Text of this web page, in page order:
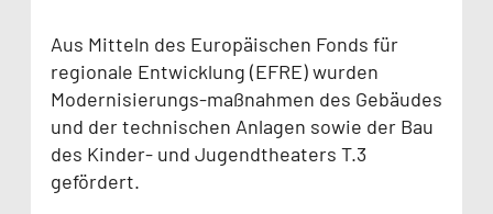
Aus Mitteln des Europäischen Fonds für
regionale Entwicklung (EFRE) wurden
Modernisierungs-maßnahmen des Gebäudes
und der technischen Anlagen sowie der Bau
des Kinder- und Jugendtheaters T.3
gefördert.